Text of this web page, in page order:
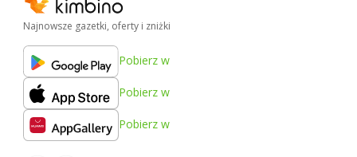
Najnowsze gazetki, oferty i zniżki
Pobierz w
Pobierz w
Pobierz w